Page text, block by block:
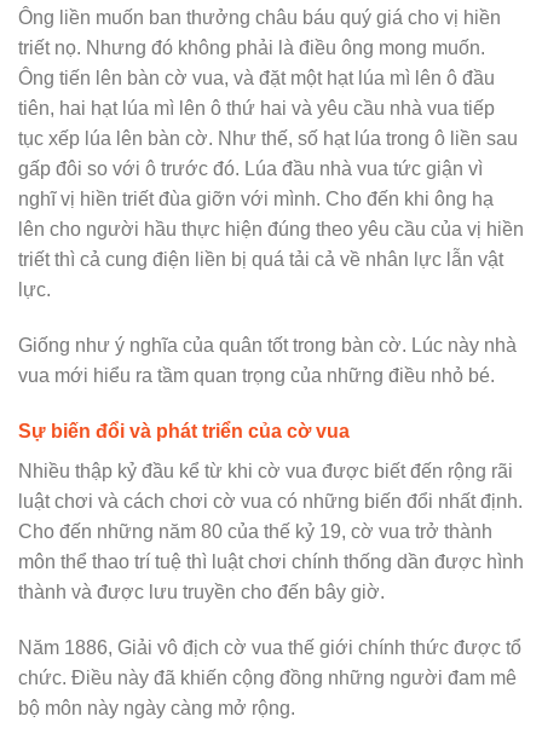
Ông liền muốn ban thưởng châu báu quý giá cho vị hiền
triết nọ. Nhưng đó không phải là điều ông mong muốn.
Ông tiến lên bàn cờ vua, và đặt một hạt lúa mì lên ô đầu
tiên, hai hạt lúa mì lên ô thứ hai và yêu cầu nhà vua tiếp
tục xếp lúa lên bàn cờ. Như thế, số hạt lúa trong ô liền sau
gấp đôi so với ô trước đó. Lúa đầu nhà vua tức giận vì
nghĩ vị hiền triết đùa giỡn với mình. Cho đến khi ông hạ
lên cho người hầu thực hiện đúng theo yêu cầu của vị hiền
triết thì cả cung điện liền bị quá tải cả về nhân lực lẫn vật
lực.
Giống như ý nghĩa của quân tốt trong bàn cờ. Lúc này nhà
vua mới hiểu ra tầm quan trọng của những điều nhỏ bé.
Sự biến đổi và phát triển của cờ vua
Nhiều thập kỷ đầu kể từ khi cờ vua được biết đến rộng rãi
luật chơi và cách chơi cờ vua có những biến đổi nhất định.
Cho đến những năm 80 của thế kỷ 19, cờ vua trở thành
môn thể thao trí tuệ thì luật chơi chính thống dần được hình
thành và được lưu truyền cho đến bây giờ.
Năm 1886, Giải vô địch cờ vua thế giới chính thức được tổ
chức. Điều này đã khiến cộng đồng những người đam mê
bộ môn này ngày càng mở rộng.